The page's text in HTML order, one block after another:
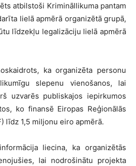
atbilstoši Krimināllikuma pantam
lielā apmērā organizētā grupā,
līdzekļu legalizāciju lielā apmērā
ka organizēta personu
slepenu vienošanos, lai
uzvarēs publiskajos iepirkumos
ko finansē Eiropas Reģionālās
līdz 1,5 miljonu eiro apmērā.
liecina, ka organizētās
lai nodrošinātu projekta